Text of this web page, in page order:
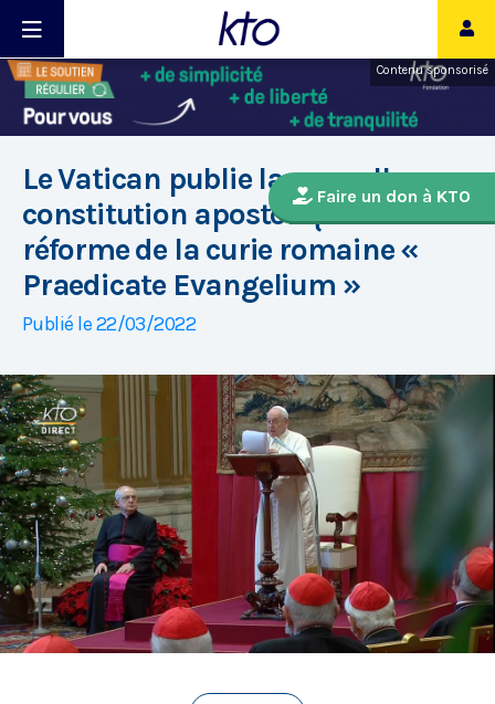
Contenu sponsorisé
Faire un don à KTO
Le Vatican publie la nouvelle
constitution apostolique sur la
réforme de la curie romaine «
Praedicate Evangelium »
Publié le 22/03/2022